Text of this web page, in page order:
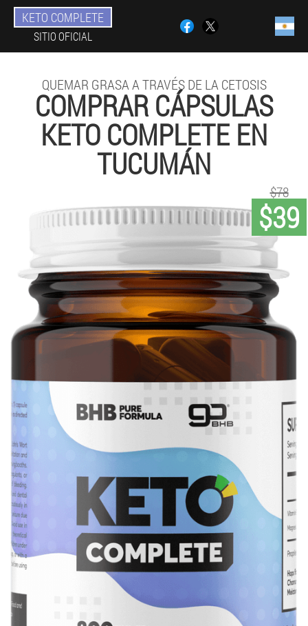
KETO COMPLETE
SITIO OFICIAL
QUEMAR GRASA A TRAVÉS DE LA CETOSIS
COMPRAR CÁPSULAS
KETO COMPLETE EN
TUCUMÁN
$39
$78